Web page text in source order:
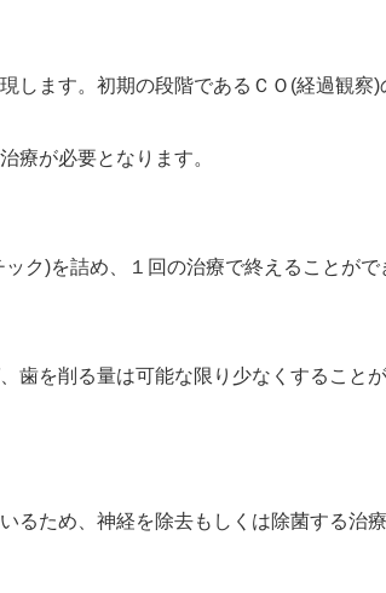
す。初期の段階であるＣＯ(経過観察)
療が必要となります。
ク)を詰め、
１回の治療で終えることがで
歯を削る量は可能な限り少なくすることが
ため、神経を除去もしくは除菌する治